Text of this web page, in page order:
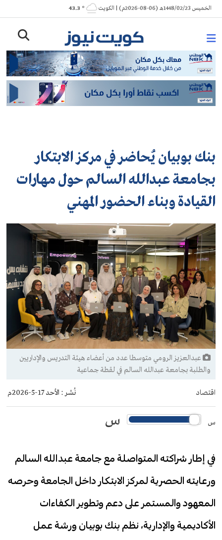
Skip
to
الخميس 1448/02/23هـ (06-08-2026م) | الكويت ° 43.3
بنك بوبيان يُحاضر في مركز الابتكار
بجامعة عبدالله السالم حول مهارات
القيادة وبناء الحضور المهني
عبدالعزيز الرومي متوسطا عدد من أعضاء هيئة التدريس والإداريين
والطلبة بجامعة عبدالله السالم في لقطة جماعية
اقتصاد نُشر : الأحد 17-5-2026م
س س
في إطار شراكته المتواصلة مع جامعة عبدالله السالم
ورعايته الحصرية لمركز الابتكار داخل الجامعة وحرصه
المعهود والمستمر على دعم وتطوير الكفاءات
الأكاديمية والإدارية، نظم بنك بوبيان ورشة عمل